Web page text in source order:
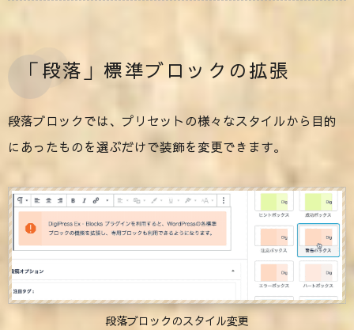
「段落」標準ブロックの拡張
段落ブロックでは、プリセットの様々なスタイルから目的
にあったものを選ぶだけで装飾を変更できます。
段落ブロックのスタイル変更